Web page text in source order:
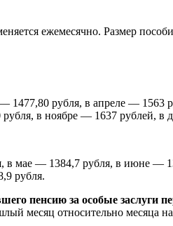
ежемесячно. Размер
1477,80 рубля, в апреле —
в ноябре — 1637 рублей, в
в мае — 1384,7 рубля, в июне —
рубля.
пенсию за особые заслуги
месяц относительно месяца